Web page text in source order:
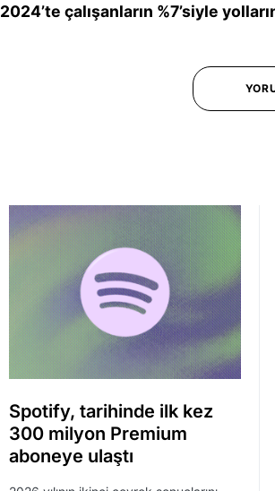
2024’te çalışanların %7’siyle
Spotify, tarihinde ilk kez
300 milyon Premium
aboneye ulaştı